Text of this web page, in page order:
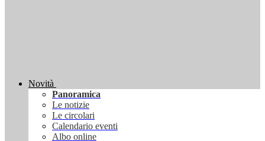
Novità
Panoramica
Le notizie
Le circolari
Calendario eventi
Albo online